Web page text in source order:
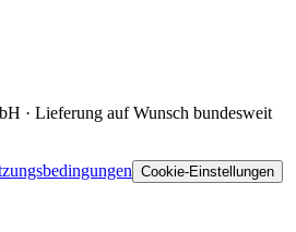
· Lieferung auf Wunsch bundesweit
Cookie-Einstellungen